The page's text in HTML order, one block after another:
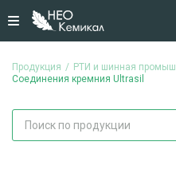
Продукция РТИ и шинная
Соединения кремния Ultrasil